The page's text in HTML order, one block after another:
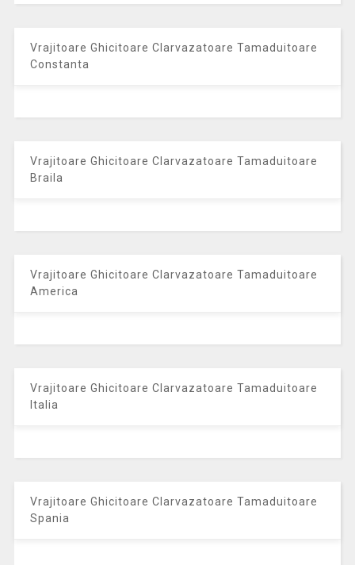
Vrajitoare Ghicitoare Clarvazatoare Tamaduitoare
Constanta
Vrajitoare Ghicitoare Clarvazatoare Tamaduitoare
Braila
Vrajitoare Ghicitoare Clarvazatoare Tamaduitoare
America
Vrajitoare Ghicitoare Clarvazatoare Tamaduitoare
Italia
Vrajitoare Ghicitoare Clarvazatoare Tamaduitoare
Spania